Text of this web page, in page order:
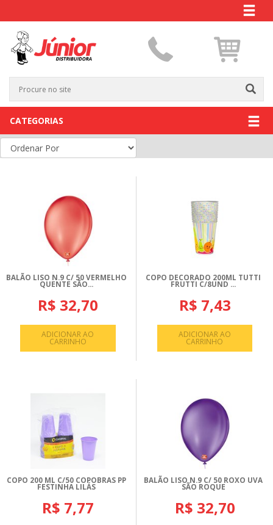
CATEGORIAS
BALÃO LISO N.9 C/ 50 VERMELHO
QUENTE SÃO...
R$ 32,70
ADICIONAR AO
CARRINHO
COPO DECORADO 200ML TUTTI
FRUTTI C/8UND ...
R$ 7,43
ADICIONAR AO
CARRINHO
COPO 200 ML C/50 COPOBRAS PP
FESTINHA LILÁS
R$ 7,77
BALÃO LISO N.9 C/ 50 ROXO UVA
SÃO ROQUE
R$ 32,70